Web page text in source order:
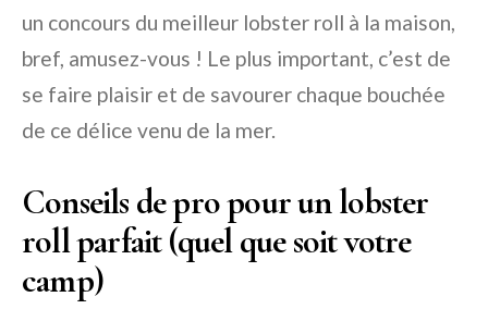
un concours du meilleur lobster roll à la maison,
bref, amusez-vous ! Le plus important, c’est de
se faire plaisir et de savourer chaque bouchée
de ce délice venu de la mer.
Conseils de pro pour un lobster
roll parfait (quel que soit votre
camp)